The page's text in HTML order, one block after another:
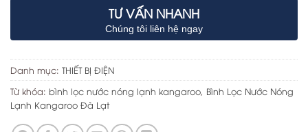
TƯ VẤN NHANH
Chúng tôi liên hệ ngay
Danh mục: THIẾT BỊ ĐIỆN
Từ khóa: bình lọc nước nóng lạnh kangaroo, Bình Lọc Nước Nóng
Lạnh Kangaroo Đà Lạt